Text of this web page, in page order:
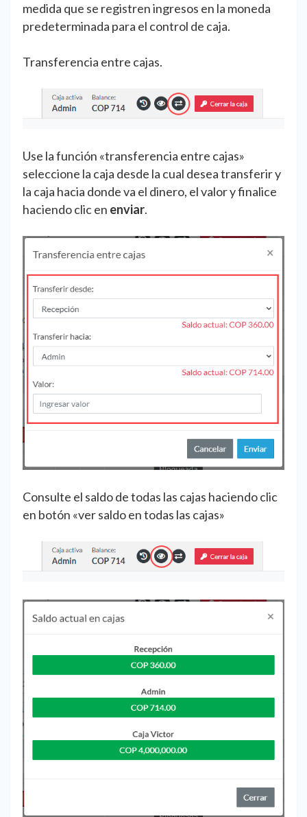
medida que se registren ingresos en la moneda
predeterminada para el control de caja.
Transferencia entre cajas.
Use la función «transferencia entre cajas»
seleccione la caja desde la cual desea transferir y
la caja hacia donde va el dinero, el valor y finalice
haciendo clic en enviar.
Consulte el saldo de todas las cajas haciendo clic
en botón «ver saldo en todas las cajas»